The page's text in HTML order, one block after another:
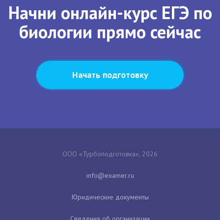
Начни онлайн-курс ЕГЭ по
биологии прямо сейчас
Начать подготовку
ООО «Турбоподготовка», 2026
Юридические документы